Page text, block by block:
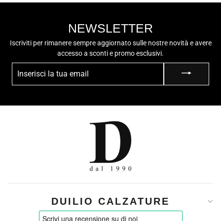
NEWSLETTER
Iscriviti per rimanere sempre aggiornato sulle nostre novità e avere
accesso a sconti e promo esclusivi.
DUILIO CALZATURE